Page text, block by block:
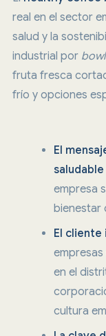
real en el sector
salud y la
industrial por
fruta fresca
frío y opciones
El
empresa
bienestar
El cliente
en el
cultura